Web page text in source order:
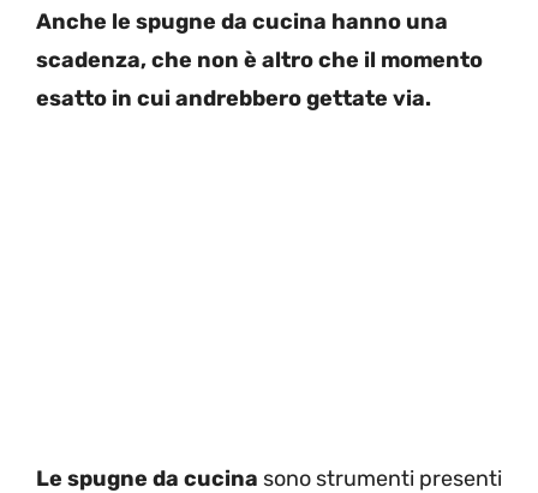
Anche le spugne da cucina hanno una
scadenza, che non è altro che il momento
esatto in cui andrebbero gettate via.
Le spugne da cucina sono strumenti presenti